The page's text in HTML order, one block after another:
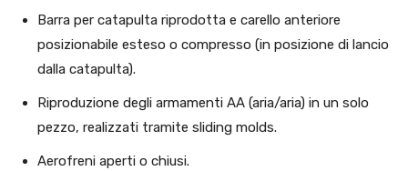
Barra per catapulta riprodotta e carello anteriore
posizionabile esteso o compresso (in posizione di lancio
dalla catapulta).
Riproduzione degli armamenti AA (aria/aria) in un solo
pezzo, realizzati tramite sliding molds.
Aerofreni aperti o chiusi.